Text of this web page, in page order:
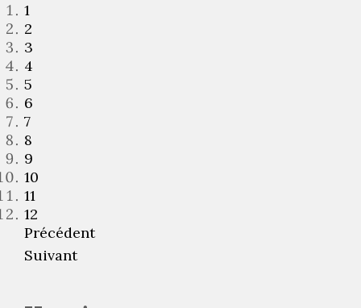
1
2
3
4
5
6
7
8
9
10
11
12
Précédent
Suivant